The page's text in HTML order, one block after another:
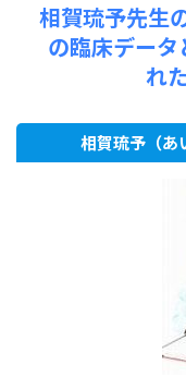
相賀琉予先生
の臨床デー
れ
相賀琉予（あ